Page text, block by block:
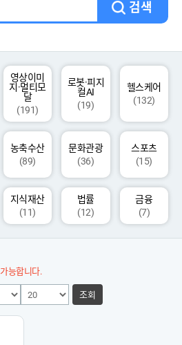
검색
영상이미
지·멀티모
달
(191)
로봇·피지
컬AI
(19)
헬스케어
(132)
농축수산
(89)
문화관광
(36)
스포츠
(15)
지식재산
(11)
법률
(12)
금융
(7)
능합니다.
조회